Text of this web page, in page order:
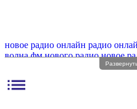
новое радио онлайн радио
волна фм нового радио новое
новое радио
фм радио новое радио онлайн
list